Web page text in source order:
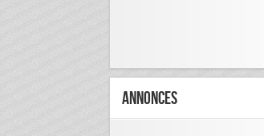
Annonces